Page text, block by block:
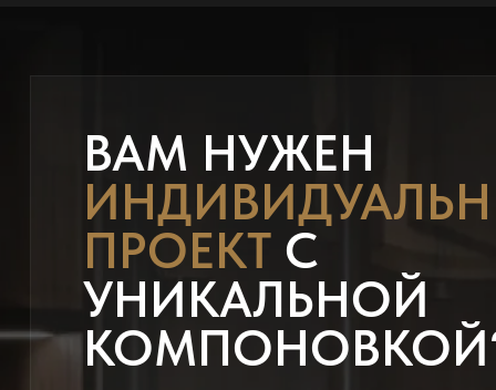
ВАМ НУЖЕН
ПРОЕКТС
УНИКАЛЬНОЙ